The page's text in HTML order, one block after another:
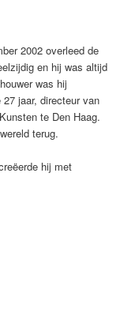
2002 overleed de
en hij was altijd
was hij
jaar, directeur van
te Den Haag.
terug.
hij met